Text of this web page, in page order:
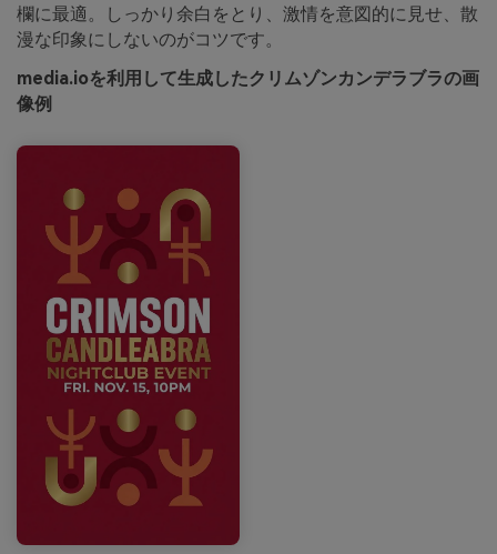
欄に最適。しっかり余白をとり、激情を意図的に見せ、散
漫な印象にしないのがコツです。
media.ioを利用して生成したクリムゾンカンデラブラの画
像例